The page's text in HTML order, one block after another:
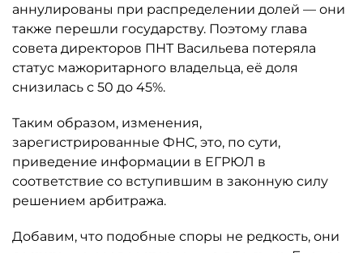
аннулированы при распределении долей — они
также перешли государству. Поэтому глава
совета директоров ПНТ Васильева потеряла
статус мажоритарного владельца, её доля
снизилась с 50 до 45%.
Таким образом, изменения,
зарегистрированные ФНС, это, по сути,
приведение информации в ЕГРЮЛ в
соответствие со вступившим в законную силу
решением арбитража.
Добавим, что подобные споры не редкость, они